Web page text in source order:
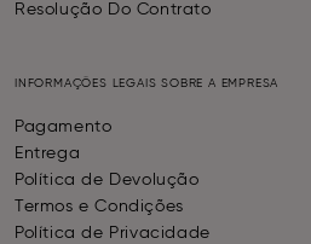
Resolução Do Contrato
INFORMAÇÕES LEGAIS SOBRE A EMPRESA
Pagamento
Entrega
Política de Devolução
Termos e Condições
Política de Privacidade